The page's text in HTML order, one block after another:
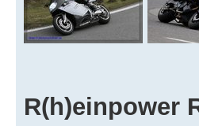
R(h)einpower